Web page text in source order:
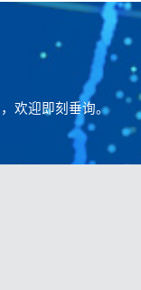
欢迎即刻垂询。